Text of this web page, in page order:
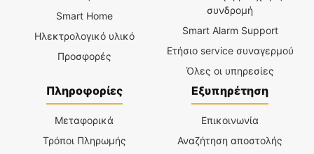
Smart Home
Ηλεκτρολογικό υλικό
Προσφορές
συνδρομή
Smart Alarm Support
Ετήσιο service συναγερμού
Όλες οι υπηρεσίες
Πληροφορίες
Μεταφορικά
Τρόποι Πληρωμής
Εξυπηρέτηση
Επικοινωνία
Αναζήτηση αποστολής